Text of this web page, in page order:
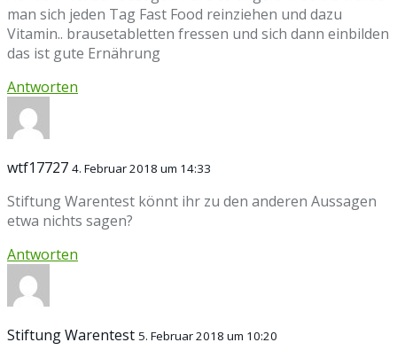
man sich jeden Tag Fast Food reinziehen und dazu
Vitamin.. brausetabletten fressen und sich dann einbilden
das ist gute Ernährung
Antworten
wtf17727 4. Februar 2018 um 14:33
Stiftung Warentest könnt ihr zu den anderen Aussagen
etwa nichts sagen?
Antworten
Stiftung Warentest 5. Februar 2018 um 10:20